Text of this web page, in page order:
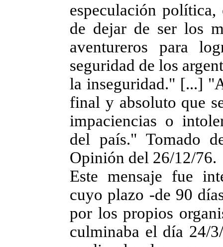
especulación
de dejar de ser los
aventureros para
seguridad de los
la inseguridad." [...]
final y absoluto que
impaciencias o
del país." Tomado
Opinión del 26/12/76.
Este mensaje fue
cuyo plazo -de 90
por los propios
culminaba el día 24/